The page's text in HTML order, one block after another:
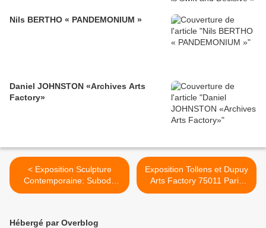
Nils BERTHO « PANDEMONIUM »
Daniel JOHNSTON «Archives Arts
Factory»
< Exposition Sculpture
Contemporaine: Subodh
GUPTA «Adda / Rendez-
Exposition Tollens et Dupuy
Arts Factory 75011 Paris
#actuart #actuartparis
Hébergé par Overblog